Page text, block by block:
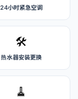
24小时紧急空调
🛠️
热水器安装更换
🧹